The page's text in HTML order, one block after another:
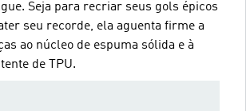
Seja para recriar seus gols épicos
seu recorde, ela aguenta firme a
ao núcleo de espuma sólida e à
de TPU.